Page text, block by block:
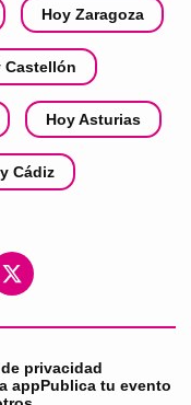
Hoy Zaragoza
Castellón
Hoy Asturias
Cádiz
privacidad
appPublica tu evento